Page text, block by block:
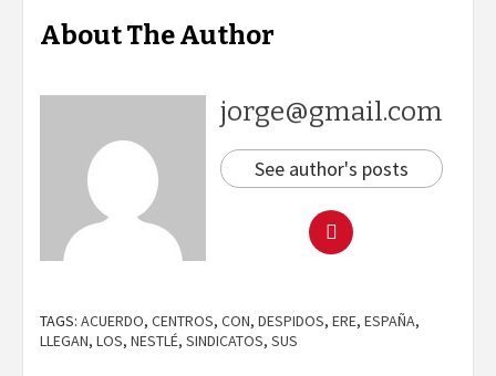
About The Author
jorge@gmail.com
See author's posts
TAGS: ACUERDO, CENTROS, CON, DESPIDOS, ERE, ESPAÑA,
LLEGAN, LOS, NESTLÉ, SINDICATOS, SUS